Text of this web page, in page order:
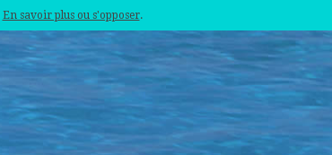
En savoir plus ou s'opposer.